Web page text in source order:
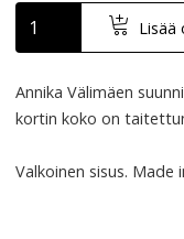
Lisää
Annika Välimäen
kortin koko on
Valkoinen sisus. Made